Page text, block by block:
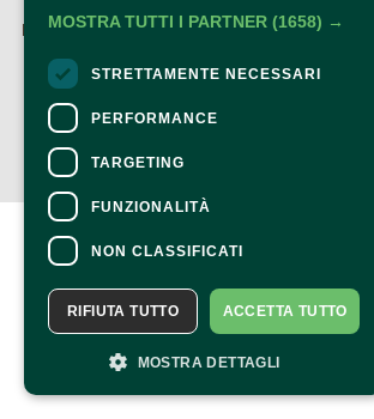
For information and support in purchasing
For information on the program and the
organizer.
MOSTRA TUTTI I PARTNER (1658) →
STRETTAMENTE NECESSARI
PERFORMANCE
TARGETING
FUNZIONALITÀ
NON CLASSIFICATI
ACCETTA TUTTO
RIFIUTA TUTTO
MOSTRA DETTAGLI